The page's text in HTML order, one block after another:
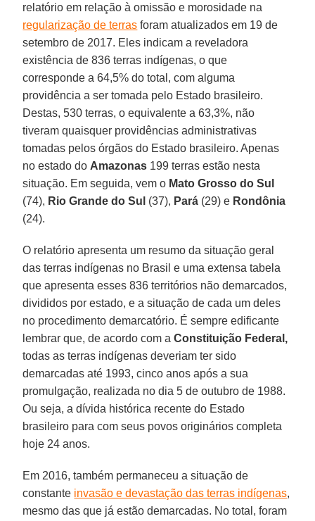
relatório em relação à omissão e morosidade na
regularização de terras foram atualizados em 19 de
setembro de 2017. Eles indicam a reveladora
existência de 836 terras indígenas, o que
corresponde a 64,5% do total, com alguma
providência a ser tomada pelo Estado brasileiro.
Destas, 530 terras, o equivalente a 63,3%, não
tiveram quaisquer providências administrativas
tomadas pelos órgãos do Estado brasileiro. Apenas
no estado do Amazonas 199 terras estão nesta
situação. Em seguida, vem o Mato Grosso do Sul
(74), Rio Grande do Sul (37), Pará (29) e Rondônia
(24).
O relatório apresenta um resumo da situação geral
das terras indígenas no Brasil e uma extensa tabela
que apresenta esses 836 territórios não demarcados,
divididos por estado, e a situação de cada um deles
no procedimento demarcatório. É sempre edificante
lembrar que, de acordo com aConstituição Federal,
todas as terras indígenas deveriam ter sido
demarcadas até 1993, cinco anos após a sua
promulgação, realizada no dia 5 de outubro de 1988.
Ou seja, a dívida histórica recente do Estado
brasileiro para com seus povos originários completa
hoje 24 anos.
Em 2016, também permaneceu a situação de
constante invasão e devastação das terras indígenas,
mesmo das que já estão demarcadas. No total, foram